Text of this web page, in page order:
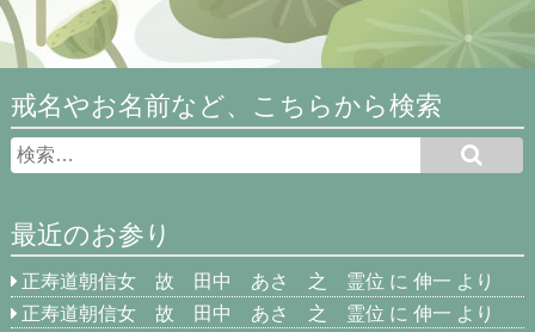
戒名やお名前など、こちらから検索
最近のお参り
正寿道朝信女 故 田中 あさ 之 霊位 に伸一 より
正寿道朝信女 故 田中 あさ 之 霊位 に伸一 より